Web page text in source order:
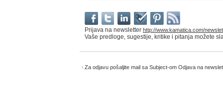
Prijava na newsletter http://www.kamatica.com/
Vaše predloge, sugestije, kritike i pitanja možete
Za odjavu pošaljite mail sa Subject-om Odjava na